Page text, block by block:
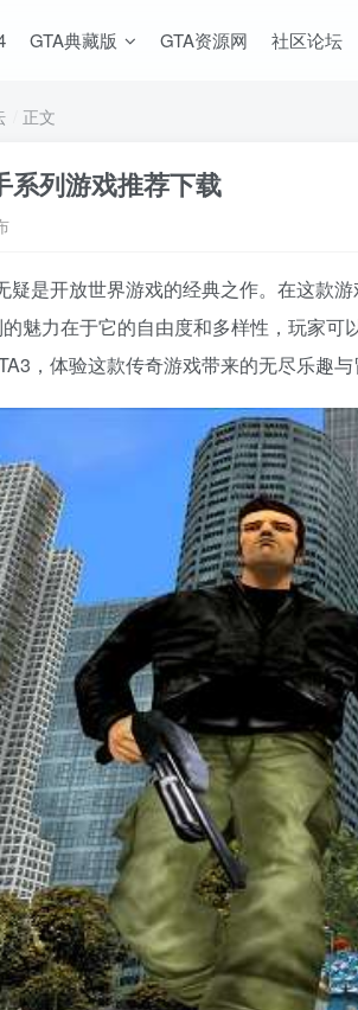
GTA典藏版 GTA资源网 社区论坛
正文
系列游戏推荐下载
疑是开放世界游戏的经典之作。在这
魅力在于它的自由度和多样性，玩家
，体验这款传奇游戏带来的无尽乐趣与